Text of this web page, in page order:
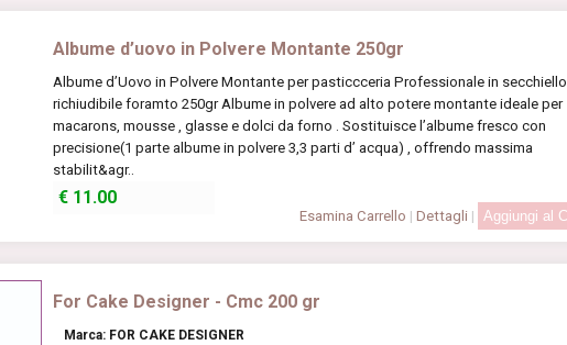
Albume d’uovo in Polvere Montante 250gr
Albume d’Uovo in Polvere Montante per pasticcceria Professionale in secchiello
richiudibile foramto 250gr Albume in polvere ad alto potere montante ideale per
macarons, mousse , glasse e dolci da forno . Sostituisce l’albume fresco con
precisione(1 parte albume in polvere 3,3 parti d’ acqua) , offrendo massima
stabilit&agr..
€ 11.00
Esamina Carrello | Dettagli |
For Cake Designer - Cmc 200 gr
Marca: FOR CAKE DESIGNER